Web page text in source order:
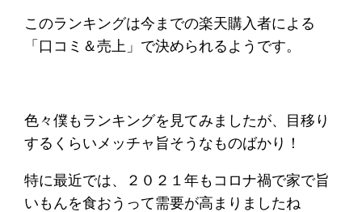
このランキングは今までの楽天購入者による
「口コミ＆売上」で決められるようです。
色々僕もランキングを見てみましたが、目移り
するくらいメッチャ旨そうなものばかり！
特に最近では、２０２１年もコロナ禍で家で旨
いもんを食おうって需要が高まりましたね